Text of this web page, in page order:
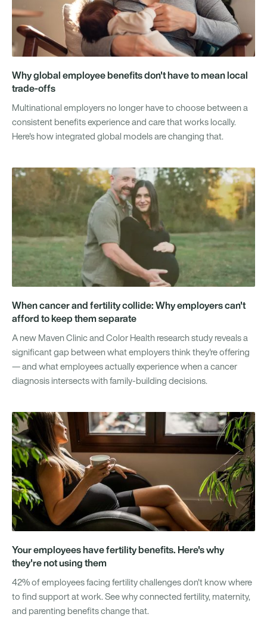
Why global employee benefits don't have to mean local
trade-offs
Multinational employers no longer have to choose between a
consistent benefits experience and care that works locally.
Here's how integrated global models are changing that.
When cancer and fertility collide: Why employers can't
afford to keep them separate
A new Maven Clinic and Color Health research study reveals a
significant gap between what employers think they're offering
— and what employees actually experience when a cancer
diagnosis intersects with family-building decisions.
Your employees have fertility benefits. Here's why
they're not using them
42% of employees facing fertility challenges don't know where
to find support at work. See why connected fertility, maternity,
and parenting benefits change that.